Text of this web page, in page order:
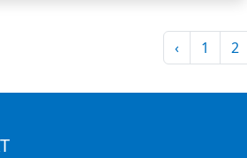
‹ 1 2